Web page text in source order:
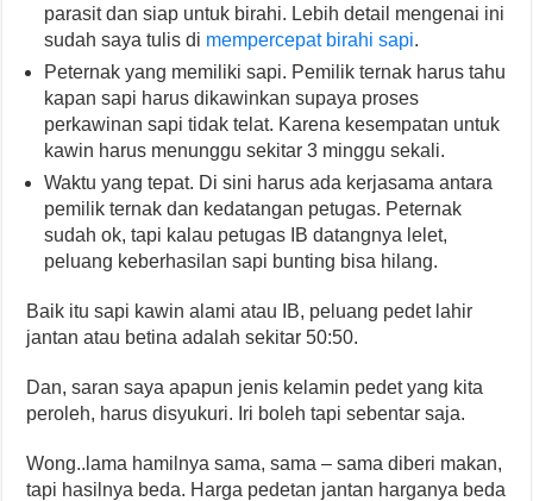
parasit dan siap untuk birahi. Lebih detail mengenai ini
sudah saya tulis di mempercepat birahi sapi.
Peternak yang memiliki sapi. Pemilik ternak harus tahu
kapan sapi harus dikawinkan supaya proses
perkawinan sapi tidak telat. Karena kesempatan untuk
kawin harus menunggu sekitar 3 minggu sekali.
Waktu yang tepat. Di sini harus ada kerjasama antara
pemilik ternak dan kedatangan petugas. Peternak
sudah ok, tapi kalau petugas IB datangnya lelet,
peluang keberhasilan sapi bunting bisa hilang.
Baik itu sapi kawin alami atau IB, peluang pedet lahir
jantan atau betina adalah sekitar 50:50.
Dan, saran saya apapun jenis kelamin pedet yang kita
peroleh, harus disyukuri. Iri boleh tapi sebentar saja.
Wong..lama hamilnya sama, sama – sama diberi makan,
tapi hasilnya beda. Harga pedetan jantan harganya beda